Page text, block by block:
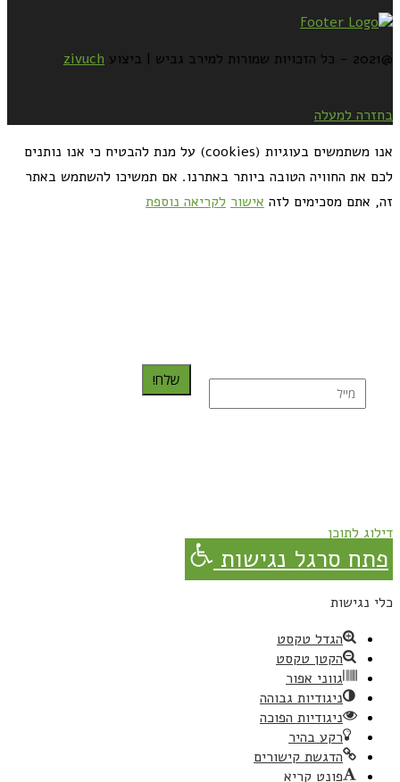
@2021 - כל הזכויות שמורות למירב גביש | ביצוע zivuch
בחזרה למעלה
אנו משתמשים בעוגיות (cookies) על מנת להבטיח כי אנו נותנים
לכם את החוויה הטובה ביותר באתרנו. אם תמשיכו להשתמש באתר
זה, אתם מסכימים לזה אישור לקריאה נוספת
שלח!
דילוג לתוכן
פתח סרגל נגישות
כלי נגישות
הגדל טקסט
הקטן טקסט
גווני אפור
ניגודיות גבוהה
ניגודיות הפוכה
רקע בהיר
הדגשת קישורים
פונט קריא